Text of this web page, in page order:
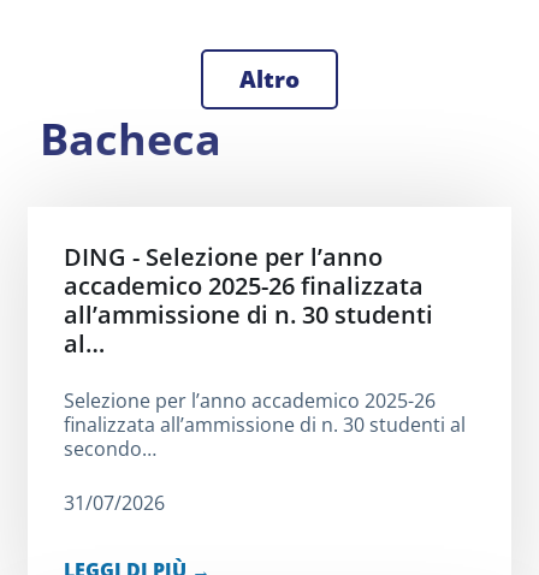
Altro
Bacheca
DING - Selezione per l’anno
accademico 2025-26 finalizzata
all’ammissione di n. 30 studenti
al…
Selezione per l’anno accademico 2025-26
finalizzata all’ammissione di n. 30 studenti al
secondo…
31/07/2026